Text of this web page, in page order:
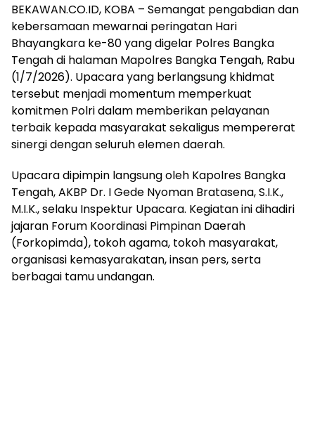
BEKAWAN.CO.ID, KOBA – Semangat pengabdian dan
kebersamaan mewarnai peringatan Hari
Bhayangkara ke-80 yang digelar Polres Bangka
Tengah di halaman Mapolres Bangka Tengah, Rabu
(1/7/2026). Upacara yang berlangsung khidmat
tersebut menjadi momentum memperkuat
komitmen Polri dalam memberikan pelayanan
terbaik kepada masyarakat sekaligus mempererat
sinergi dengan seluruh elemen daerah.
Upacara dipimpin langsung oleh Kapolres Bangka
Tengah, AKBP Dr. I Gede Nyoman Bratasena, S.I.K.,
M.I.K., selaku Inspektur Upacara. Kegiatan ini dihadiri
jajaran Forum Koordinasi Pimpinan Daerah
(Forkopimda), tokoh agama, tokoh masyarakat,
organisasi kemasyarakatan, insan pers, serta
berbagai tamu undangan.